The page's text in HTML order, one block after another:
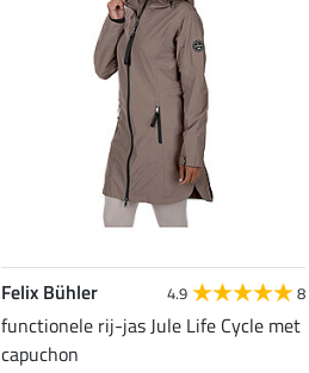
Felix Bühler 4.9 8
functionele rij-jas Jule Life Cycle met
capuchon